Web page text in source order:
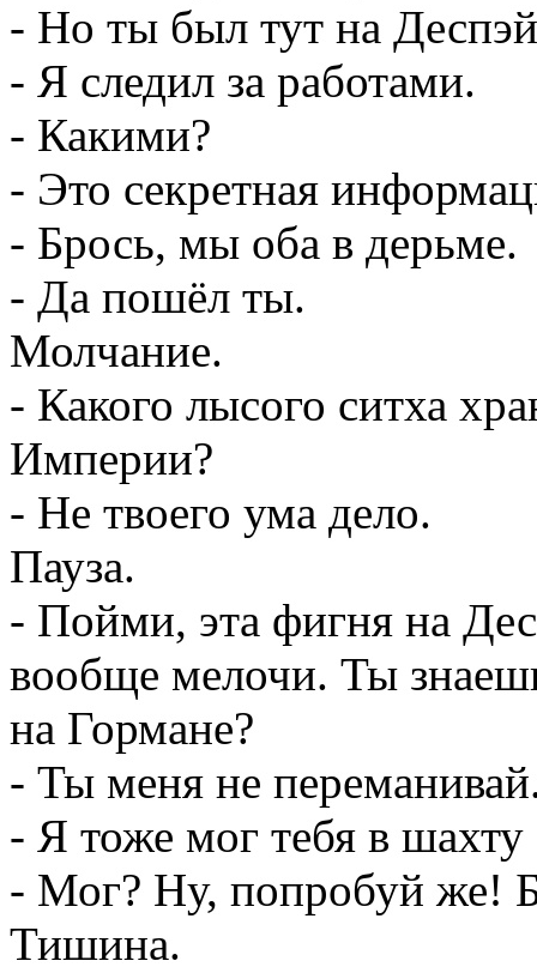
- Но ты был тут на
- Я следил за работами.
- Какими?
- Это секретная
- Брось, мы оба в дерьме.
- Да пошёл ты.
Молчание.
- Какого лысого ситха
Империи?
- Не твоего ума дело.
Пауза.
- Пойми, эта фигня на
вообще мелочи. Ты
на Гормане?
- Ты меня не
- Я тоже мог тебя в шахту
- Мог? Ну, попробуй же!
Тишина.